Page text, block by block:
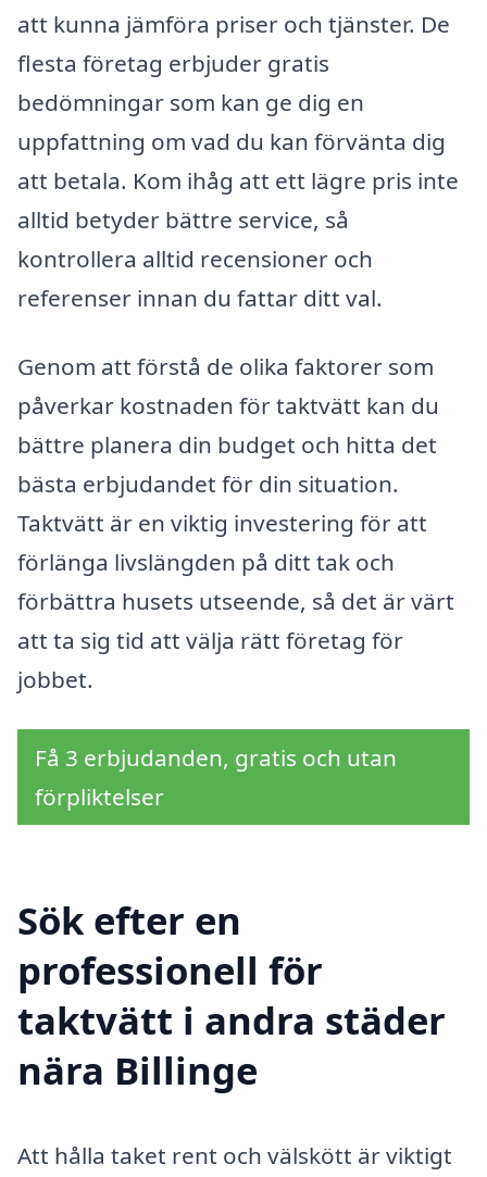
att kunna jämföra priser och tjänster. De
flesta företag erbjuder gratis
bedömningar som kan ge dig en
uppfattning om vad du kan förvänta dig
att betala. Kom ihåg att ett lägre pris inte
alltid betyder bättre service, så
kontrollera alltid recensioner och
referenser innan du fattar ditt val.
Genom att förstå de olika faktorer som
påverkar kostnaden för taktvätt kan du
bättre planera din budget och hitta det
bästa erbjudandet för din situation.
Taktvätt är en viktig investering för att
förlänga livslängden på ditt tak och
förbättra husets utseende, så det är värt
att ta sig tid att välja rätt företag för
jobbet.
Få 3 erbjudanden, gratis och utan
förpliktelser
Sök efter en
professionell för
taktvätt i andra städer
nära Billinge
Att hålla taket rent och välskött är viktigt